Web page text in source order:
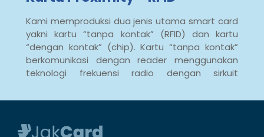
Kami memproduksi dua jenis utama smart card
yakni kartu “tanpa kontak” (RFID) dan kartu
“dengan kontak” (chip). Kartu “tanpa kontak”
berkomunikasi dengan reader menggunakan
teknologi frekuensi radio dengan sirkuit
chip untuk menggunakannya mereka hanya
ditempel apalagi digesek. &...